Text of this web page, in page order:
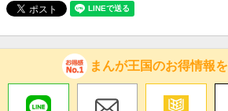
まんが王国のお得情報